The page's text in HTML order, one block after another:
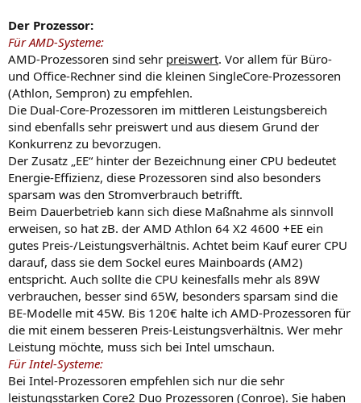
Der Prozessor:
Für AMD-Systeme:
AMD-Prozessoren sind sehr preiswert. Vor allem für Büro-
und Office-Rechner sind die kleinen SingleCore-Prozessoren
(Athlon, Sempron) zu empfehlen.
Die Dual-Core-Prozessoren im mittleren Leistungsbereich
sind ebenfalls sehr preiswert und aus diesem Grund der
Konkurrenz zu bevorzugen.
Der Zusatz „EE“ hinter der Bezeichnung einer CPU bedeutet
Energie-Effizienz, diese Prozessoren sind also besonders
sparsam was den Stromverbrauch betrifft.
Beim Dauerbetrieb kann sich diese Maßnahme als sinnvoll
erweisen, so hat zB. der AMD Athlon 64 X2 4600 +EE ein
gutes Preis-/Leistungsverhältnis. Achtet beim Kauf eurer CPU
darauf, dass sie dem Sockel eures Mainboards (AM2)
entspricht. Auch sollte die CPU keinesfalls mehr als 89W
verbrauchen, besser sind 65W, besonders sparsam sind die
BE-Modelle mit 45W. Bis 120€ halte ich AMD-Prozessoren für
die mit einem besseren Preis-Leistungsverhältnis. Wer mehr
Leistung möchte, muss sich bei Intel umschaun.
Für Intel-Systeme:
Bei Intel-Prozessoren empfehlen sich nur die sehr
leistungsstarken Core2 Duo Prozessoren (Conroe). Sie haben